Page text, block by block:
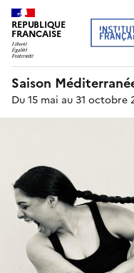
REPUBLIQUE
FRANCAISE
Saison
Du 15 mai au 31 octobre